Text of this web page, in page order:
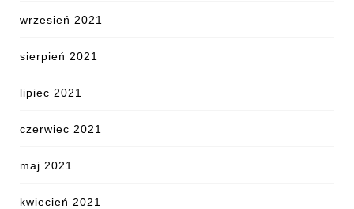
wrzesień 2021
sierpień 2021
lipiec 2021
czerwiec 2021
maj 2021
kwiecień 2021